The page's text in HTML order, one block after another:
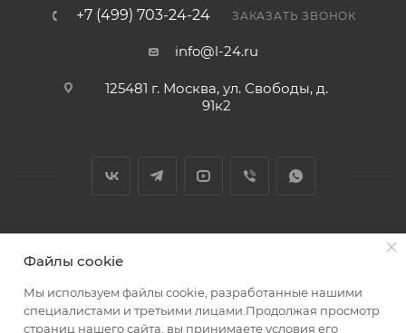
+7 (499) 703-24-24 ЗАКАЗАТЬ ЗВОНОК
info@l-24.ru
125481 г. Москва, ул. Свободы, д.
91к2
Файлы cookie
Мы используем файлы cookie, разработанные нашими
специалистами и третьими лицами.Продолжая просмотр
страниц нашего сайта, вы принимаете условия его